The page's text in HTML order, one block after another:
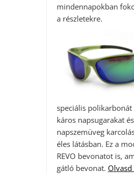
mindennapokban
a részletekre.
speciális polikarbonát
káros napsugarakat
napszemüveg
éles látásban. Ez a
REVO bevonatot is,
gátló bevonat.